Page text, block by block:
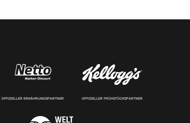
OFFIZIELLER ERNÄHRUNGSPARTNER OFFIZIELLER FRÜHSTÜCKSPARTNER